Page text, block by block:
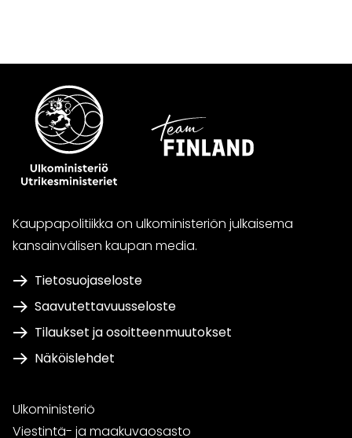
Kauppapolitiikka on ulkoministeriön julkaisema
kansainvälisen kaupan media.
Tietosuojaseloste
Saavutettavuusseloste
Tilaukset ja osoitteenmuutokset
Näköislehdet
Ulkoministeriö
Viestintä- ja maakuvaosasto